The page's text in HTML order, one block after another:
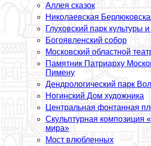
Аллея сказок
Николаевская
Глуховский парк культуры
Богоявленский собор
Московский областной
Памятник Патриарху
Пимену
Дендрологический парк
Ногинский Дом художника
Центральная фонтанная
Скульптурная композиция
мира»
Мост влюбленных